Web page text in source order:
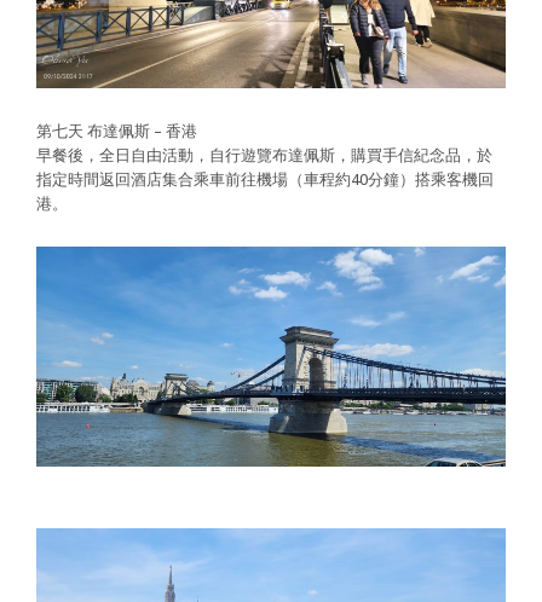
第七天 布達佩斯 – 香港
早餐後，全日自由活動，自行遊覽布達佩斯，購買手信紀念品，於
指定時間返回酒店集合乘車前往機場（車程約40分鐘）搭乘客機回
港。